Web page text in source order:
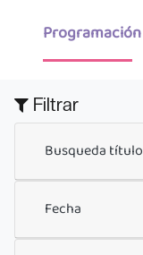
Programación
Filtrar
Busqueda título
Fecha